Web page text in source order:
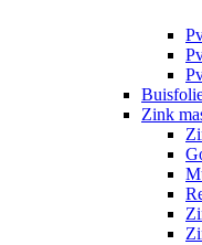
Zink